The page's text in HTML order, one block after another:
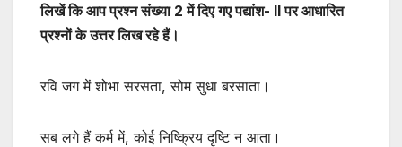
लिखें कि आप प्रश्न संख्या 2 में दिए गए पद्यांश- IIपर आधारित
प्रश्नों के उत्तर लिख रहे हैं।
रवि जग में शोभा सरसता, सोम सुधा बरसाता।
सब लगे हैं कर्म में, कोई निष्क्रिय दृष्टि न आता।